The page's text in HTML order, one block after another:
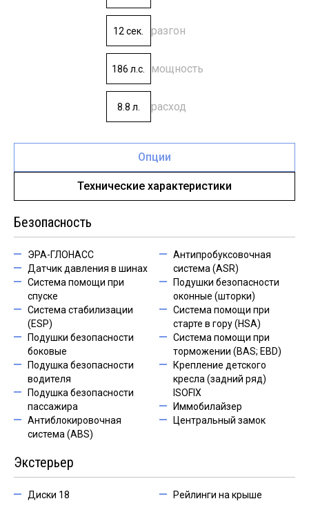
12 сек. разгон
186 л.с. мощность
8.8 л. расход
Опции
Технические характеристики
Безопасность
ЭРА-ГЛОНАСС
Датчик давления в шинах
Система помощи при
спуске
Система стабилизации
(ESP)
Подушки безопасности
боковые
Подушка безопасности
водителя
Подушка безопасности
пассажира
Антиблокировочная
система (ABS)
Антипробуксовочная
система (ASR)
Подушки безопасности
оконные (шторки)
Система помощи при
старте в гору (HSA)
Система помощи при
торможении (BAS; EBD)
Крепление детского
кресла (задний ряд)
ISOFIX
Иммобилайзер
Центральный замок
Экстерьер
Диски 18 Рейлинги на крыше